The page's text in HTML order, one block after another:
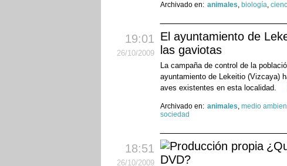
Archivado en: animales, biología,
19:01
26/10/2009
El ayuntamiento de
las gaviotas
La campaña de control de la
ayuntamiento de Lekeitio (Vizcaya)
aves existentes en esta localidad.
Archivado en: animales, medio
sociedad
18:51
26/10/2009
DVD?